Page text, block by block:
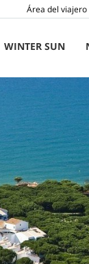
Área del viajero
WINTER SUN